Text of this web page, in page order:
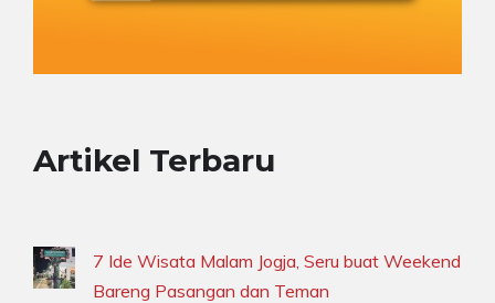
Artikel Terbaru
7 Ide Wisata Malam Jogja, Seru buat Weekend
Bareng Pasangan dan Teman